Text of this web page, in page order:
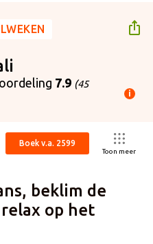
i
7.9 (45
met vertrek in 2027
van enkel het reisgedeelte
samenstellen reizen
verschillen per reis of
Boek v.a. 2599
Toon meer
beklim de
op het